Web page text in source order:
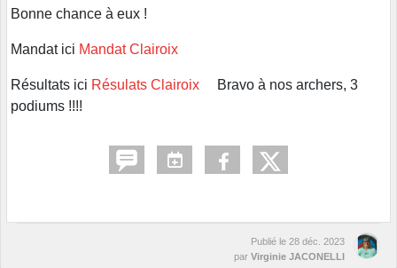
Bonne chance à eux !
Mandat ici Mandat Clairoix
Résultats ici Résulats Clairoix Bravo à nos archers, 3
podiums !!!!
Publié le 28 déc. 2023
par Virginie JACONELLI